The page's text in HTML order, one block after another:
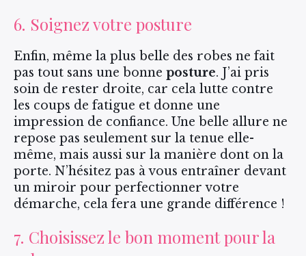
6. Soignez votre posture
Enfin, même la plus belle des robes ne fait
pas tout sans une bonne posture. J’ai pris
soin de rester droite, car cela lutte contre
les coups de fatigue et donne une
impression de confiance. Une belle allure ne
repose pas seulement sur la tenue elle-
même, mais aussi sur la manière dont on la
porte. N’hésitez pas à vous entraîner devant
un miroir pour perfectionner votre
démarche, cela fera une grande différence !
7. Choisissez le bon moment pour la